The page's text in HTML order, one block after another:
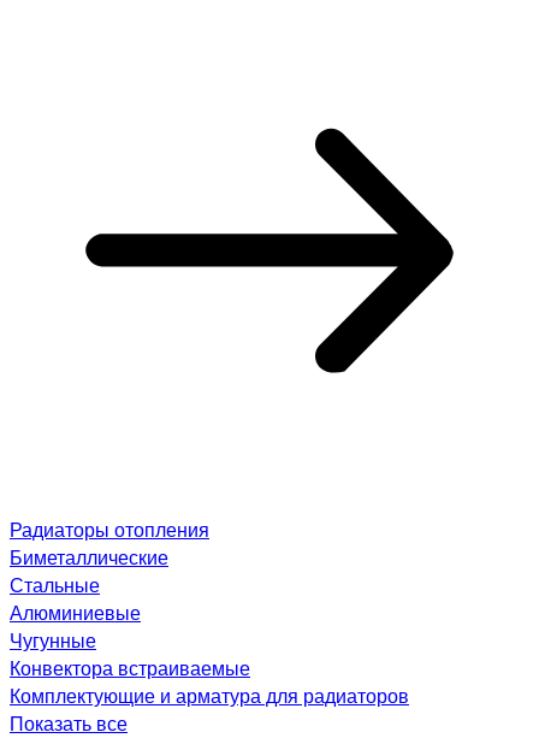
Радиаторы отопления
Биметаллические
Стальные
Алюминиевые
Чугунные
Конвектора встраиваемые
Комплектующие и арматура для радиаторов
Показать все